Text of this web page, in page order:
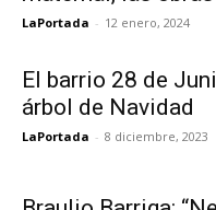
LaPortada - 12 enero, 2024
El barrio 28 de
árbol de Navidad
LaPortada - 8 diciembre, 2023